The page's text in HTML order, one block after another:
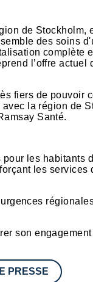
de Stockholm,
des soins
complète
l’offre actuel
fiers de pouvoir
la région de
Santé.
les habitants
les services
son
PRESSE